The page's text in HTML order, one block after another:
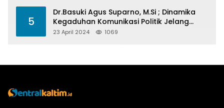
5
Dr.Basuki Agus Suparno, M.Si ; Dinamika
Kegaduhan Komunikasi Politik Jelang
Pesta Politik 2024
23 April 2024 1069